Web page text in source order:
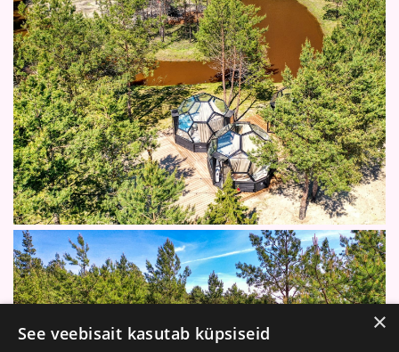
×
See veebisait kasutab küpsiseid